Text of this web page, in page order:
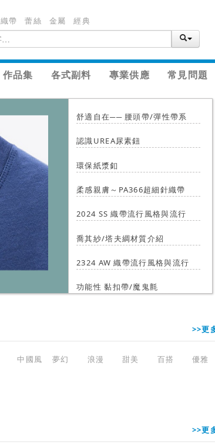
織帶 蕾絲 金屬 經典
作品集 各式副料 專業供應 常見問題
舒適自在── 腰頭帶/彈性帶系
認識UREA尿素鈕
環保紙漿釦
柔感親膚～PA366超細針織帶
2024 SS 織帶流行風格與流行
色
喬其紗/塔夫綢材質介紹
2324 AW 織帶流行風格與流行
色
功能性 黏扣帶/魔鬼氈
>>更
中國風 夢幻 浪漫 甜美 百搭 優雅
>>更